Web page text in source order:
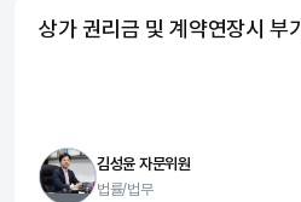
상가 권리금 및 계약연장시 부
김성윤 자문위원
법률/법무